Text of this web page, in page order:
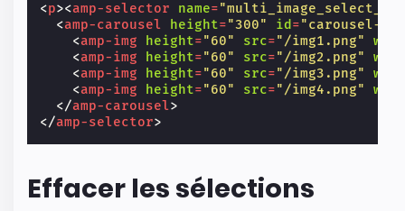
<p><amp-selector name="multi_image_select_2"
<amp-carousel height="300" id ="carousel-1"
<amp-img height="60" src="/img1.png"
<amp-img height="60" src="/img2.png"
<amp-img height="60" src="/img3.png"
<amp-img height="60" src="/img4.png"
</amp-carousel>
</amp-selector>
Effacer les sélections